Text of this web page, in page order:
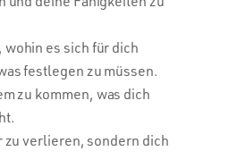
es sich für dich
festlegen zu müssen.
zu kommen, was dich
zu verlieren, sondern dich